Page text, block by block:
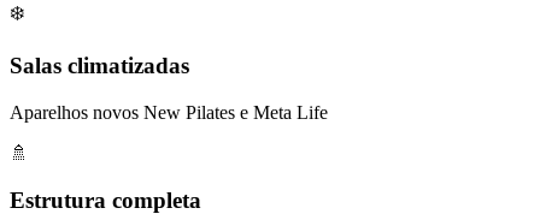
❄️
Salas climatizadas
Aparelhos novos New Pilates e Meta Life
🚿
Estrutura completa